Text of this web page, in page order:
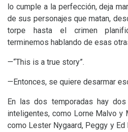
lo cumple a la perfección, deja
de sus personajes que matan,
torpe hasta el crimen
terminemos hablando de esas
—“This is a true story”.
—Entonces, se quiere desarmar
En las dos temporadas hay
inteligentes, como Lorne Malvo y
como Lester Nygaard, Peggy y